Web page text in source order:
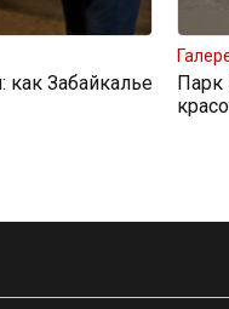
как Забайкалье
Парк